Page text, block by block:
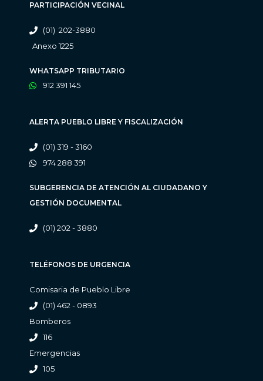
PARTICIPACIÓN VECINAL
(01) 202-3880
Anexo 1225
WHATSAPP TRIBUTARIO
912 391 145
ALERTA PUEBLO LIBRE Y FISCALIZACIÓN
(01) 319 - 3160
974 288 391
SUBGERENCIA DE ATENCIÓN AL CIUDADANO Y
GESTIÓN DOCUMENTAL
(01) 202 - 3880
TELÉFONOS DE URGENCIA
Comisaria de Pueblo Libre
(01) 462 - 0893
Bomberos
116
Emergencias
105